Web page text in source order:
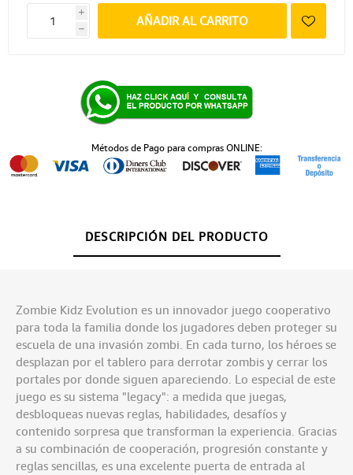
i
h
AÑADIR AL CARRITO
Métodos de Pago para compras ONLINE:
DESCRIPCIÓN DEL PRODUCTO
Zombie Kidz Evolution es un innovador juego cooperativo
para toda la familia donde los jugadores deben proteger su
escuela de una invasión zombi. En cada turno, los héroes se
desplazan por el tablero para derrotar zombis y cerrar los
portales por donde siguen apareciendo. Lo especial de este
juego es su sistema "legacy": a medida que juegas,
desbloqueas nuevas reglas, habilidades, desafíos y
contenido sorpresa que transforman la experiencia. Gracias
a su combinación de cooperación, progresión constante y
reglas sencillas, es una excelente puerta de entrada al